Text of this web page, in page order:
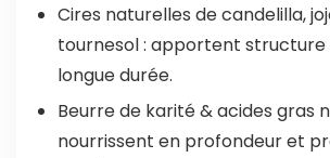
Cires naturelles de candelilla,
tournesol : apportent
longue durée.
Beurre de karité & acides gras
nourrissent en profondeur et